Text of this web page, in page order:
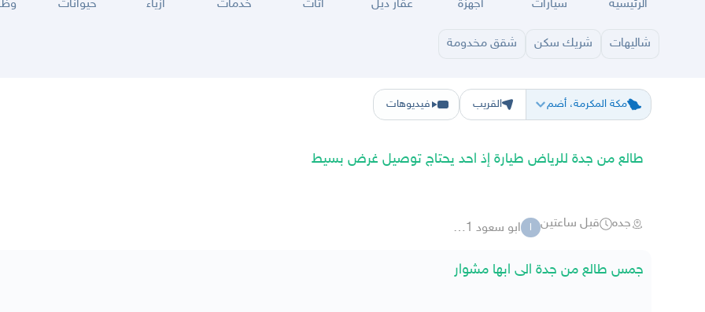
الرئيسية سيارات أجهزة عقار ديل اثاث خدمات ازياء حيوانات
شاليهات شريك سكن شقق مخدومة
مكة المكرمة، أضم
الرياض الشرقيه مكه حفر الباطن المدينةالطايف حائل
القريب فيديوهات
طالع من جدة للرياض طيارة إذ احد يحتاج توصيل غرض بسيط
جده قبل ساعتين ا ابو سعود 9346221
جمس طالع من جدة الى ابها مشوار